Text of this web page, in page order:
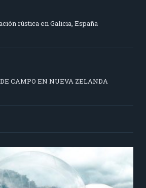
rústica en Galicia, España
CAMPO EN NUEVA ZELANDA